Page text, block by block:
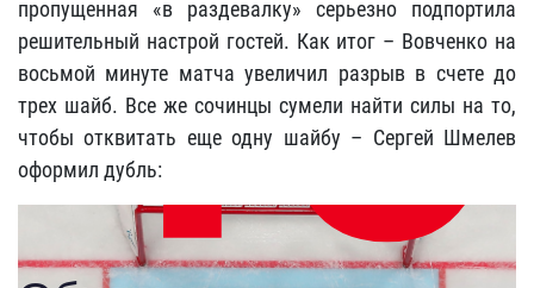
пропущенная «в раздевалку» серьезно подпортила
решительный настрой гостей. Как итог – Вовченко на
восьмой минуте матча увеличил разрыв в счете до
трех шайб. Все же сочинцы сумели найти силы на то,
чтобы отквитать еще одну шайбу – Сергей Шмелев
оформил дубль: